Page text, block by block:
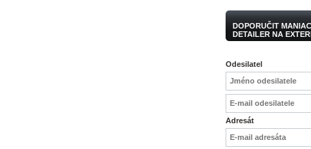
DOPORUČIT
DETAILER NA
Odesilatel
Adresát